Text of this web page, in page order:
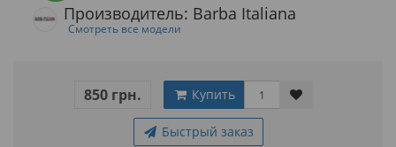
Производитель: Barba Italiana
Смотреть все модели
850 грн. Купить
Быстрый заказ